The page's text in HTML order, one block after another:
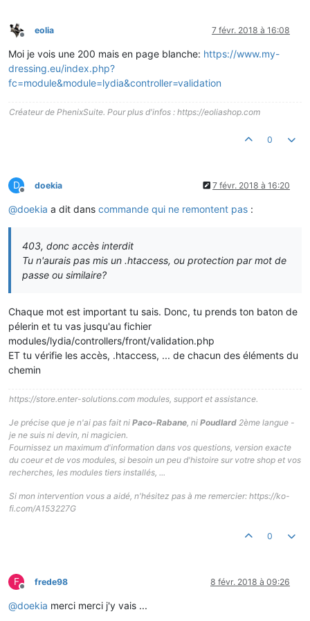
Hors-ligne
eolia 7 févr. 2018 à 16:08
Moi je vois une 200 mais en page blanche: https://www.my-
dressing.eu/index.php?
fc=module&module=lydia&controller=validation
Créateur de PhenixSuite. Pour plus d'infos : https://eoliashop.com
0
D
Hors-ligne
doekia 7 févr. 2018 à 16:20
@doekia a dit dans commande qui ne remontent pas :
403, donc accès interdit
Tu n'aurais pas mis un .htaccess, ou protection par mot de
passe ou similaire?
Chaque mot est important tu sais. Donc, tu prends ton baton de
pélerin et tu vas jusqu'au fichier
modules/lydia/controllers/front/validation.php
ET tu vérifie les accès, .htaccess, ... de chacun des éléments du
chemin
https://store.enter-solutions.com modules, support et assistance.
Je précise que je n'ai pas fait ni Paco-Rabane , ni Poudlard 2ème langue -
je ne suis ni devin, ni magicien.
Fournissez un maximum d'information dans vos questions, version exacte
du coeur et de vos modules, si besoin un peu d'histoire sur votre shop et vos
recherches, les modules tiers installés, ...
Si mon intervention vous a aidé, n'hésitez pas à me remercier: https://ko-
fi.com/A153227G
0
F
Hors-ligne
frede98 8 févr. 2018 à 09:26
@doekia merci merci j'y vais ...